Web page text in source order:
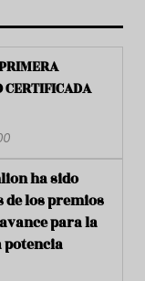
ha sido
de los premios
para la